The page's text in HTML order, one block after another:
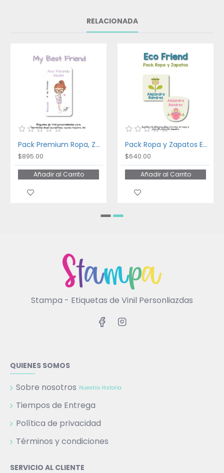
RELACIONADA
Pack Premium Ropa, Zapatos y Escuela My Best Friend
$895.00
Añadir al Carrito
Pack Ropa y Zapatos Eco Friend
$640.00
Añadir al Carrito
Stampa - Etiquetas de Vinil Personliazdas
QUIENES SOMOS
Sobre nosotros Nuestra Historia
Tiempos de Entrega
Política de privacidad
Términos y condiciones
SERVICIO AL CLIENTE